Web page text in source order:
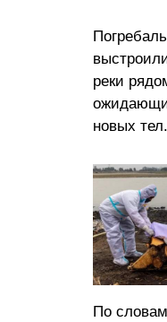
реки
новых тел.
По